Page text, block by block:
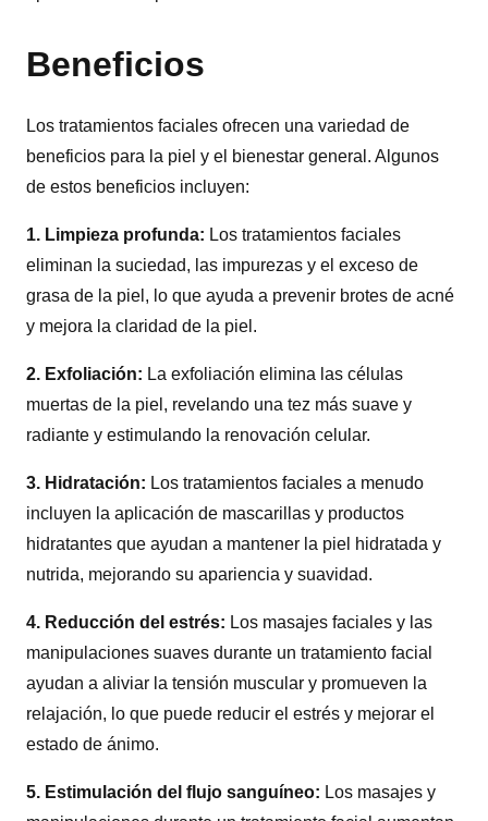
Beneficios
Los tratamientos faciales ofrecen una variedad de
beneficios para la piel y el bienestar general. Algunos
de estos beneficios incluyen:
1. Limpieza profunda: Los tratamientos faciales
eliminan la suciedad, las impurezas y el exceso de
grasa de la piel, lo que ayuda a prevenir brotes de acné
y mejora la claridad de la piel.
2. Exfoliación: La exfoliación elimina las células
muertas de la piel, revelando una tez más suave y
radiante y estimulando la renovación celular.
3. Hidratación: Los tratamientos faciales a menudo
incluyen la aplicación de mascarillas y productos
hidratantes que ayudan a mantener la piel hidratada y
nutrida, mejorando su apariencia y suavidad.
4. Reducción del estrés: Los masajes faciales y las
manipulaciones suaves durante un tratamiento facial
ayudan a aliviar la tensión muscular y promueven la
relajación, lo que puede reducir el estrés y mejorar el
estado de ánimo.
5. Estimulación del flujo sanguíneo: Los masajes y